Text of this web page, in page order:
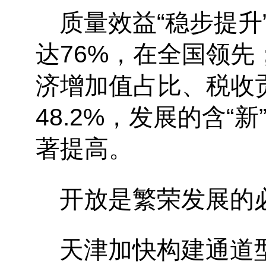
质量效益“稳步提
达76%，在全国领先
济增加值占比、税收
48.2%，发展的含“新
著提高。
开放是繁荣发展的
天津加快构建通道